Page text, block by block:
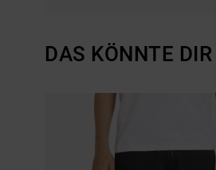
DAS KÖNNTE
ÜBERSPRINGEN